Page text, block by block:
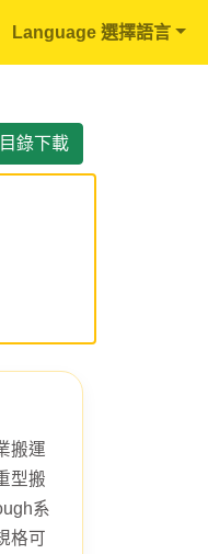
Language 選擇語言
錄下載
搬運
型搬
系
格可